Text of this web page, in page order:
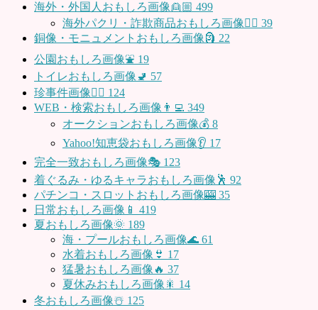
海外・外国人おもしろ画像👱🏼 499
海外パクリ・詐欺商品おもしろ画像🙅‍♀️ 39
銅像・モニュメントおもしろ画像🗿 22
公園おもしろ画像⛲️ 19
トイレおもしろ画像🚽 57
珍事件画像👮‍♂️ 124
WEB・検索おもしろ画像👨‍💻 349
オークションおもしろ画像💰 8
Yahoo!知恵袋おもしろ画像👂 17
完全一致おもしろ画像🎭 123
着ぐるみ・ゆるキャラおもしろ画像🕺 92
パチンコ・スロットおもしろ画像🎰 35
日常おもしろ画像📱 419
夏おもしろ画像🌞 189
海・プールおもしろ画像🌊 61
水着おもしろ画像👙 17
猛暑おもしろ画像🔥 37
夏休みおもしろ画像🎇 14
冬おもしろ画像☃️ 125